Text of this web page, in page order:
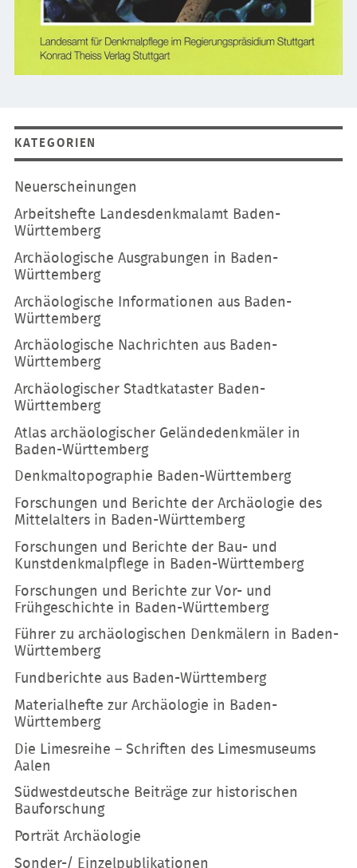
KATEGORIEN
Navigation
Neuerscheinungen
Arbeitshefte Landesdenkmalamt Baden-
Württemberg
Archäologische Ausgrabungen in Baden-
Württemberg
Archäologische Informationen aus Baden-
Württemberg
Archäologische Nachrichten aus Baden-
Württemberg
Archäologischer Stadtkataster Baden-
Württemberg
Atlas archäologischer Geländedenkmäler in
Baden-Württemberg
Denkmaltopographie Baden-Württemberg
Forschungen und Berichte der Archäologie des
Mittelalters in Baden-Württemberg
Forschungen und Berichte der Bau- und
Kunstdenkmalpflege in Baden-Württemberg
Forschungen und Berichte zur Vor- und
Frühgeschichte in Baden-Württemberg
Führer zu archäologischen Denkmälern in Baden-
Württemberg
Fundberichte aus Baden-Württemberg
Materialhefte zur Archäologie in Baden-
Württemberg
Die Limesreihe – Schriften des Limesmuseums
Aalen
Südwestdeutsche Beiträge zur historischen
Bauforschung
Porträt Archäologie
Sonder-/ Einzelpublikationen